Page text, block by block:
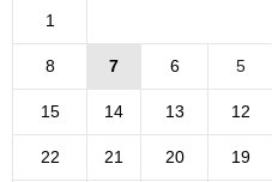
1
5
6
7
8
12
13
14
15
19
20
21
22